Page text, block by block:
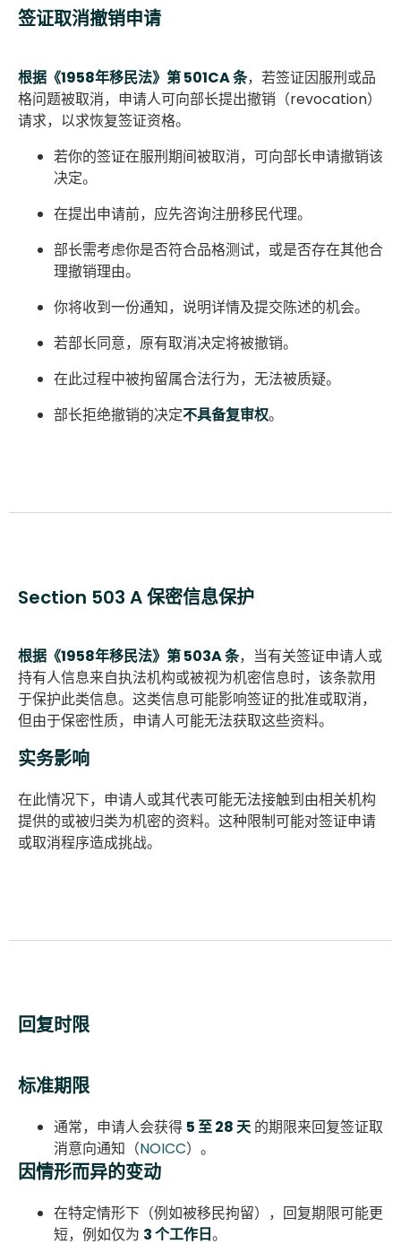
签证取消撤销申请
根据《1958年移民法》第 501CA 条，若签证因服刑或品
格问题被取消，申请人可向部长提出撤销（revocation）
请求，以求恢复签证资格。
若你的签证在服刑期间被取消，可向部长申请撤销该
决定。
在提出申请前，应先咨询注册移民代理。
部长需考虑你是否符合品格测试，或是否存在其他合
理撤销理由。
你将收到一份通知，说明详情及提交陈述的机会。
若部长同意，原有取消决定将被撤销。
在此过程中被拘留属合法行为，无法被质疑。
部长拒绝撤销的决定不具备复审权。
Section 503 A 保密信息保护
根据《1958年移民法》第 503A 条，当有关签证申请人或
持有人信息来自执法机构或被视为机密信息时，该条款用
于保护此类信息。这类信息可能影响签证的批准或取消，
但由于保密性质，申请人可能无法获取这些资料。
实务影响
在此情况下，申请人或其代表可能无法接触到由相关机构
提供的或被归类为机密的资料。这种限制可能对签证申请
或取消程序造成挑战。
回复时限
标准期限
通常，申请人会获得 5 至 28 天的期限来回复签证取
消意向通知（NOICC）。
因情形而异的变动
在特定情形下（例如被移民拘留），回复期限可能更
短，例如仅为 3 个工作日。